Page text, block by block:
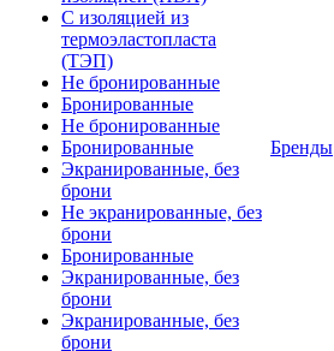
С изоляцией из
термоэластопласта
(ТЭП)
Не бронированные
Бронированные
Не бронированные
Бронированные
Экранированные, без
брони
Не экранированные, без
брони
Бронированные
Экранированные, без
брони
Экранированные, без
брони
Бренды